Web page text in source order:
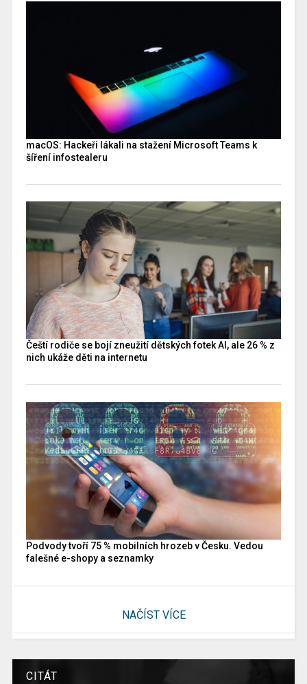
macOS: Hackeři lákali na stažení Microsoft Teams k
šíření infostealeru
Čeští rodiče se bojí zneužití dětských fotek AI, ale 26 % z
nich ukáže děti na internetu
Podvody tvoří 75 % mobilních hrozeb v Česku. Vedou
falešné e-shopy a seznamky
NAČÍST VÍCE
CITÁT